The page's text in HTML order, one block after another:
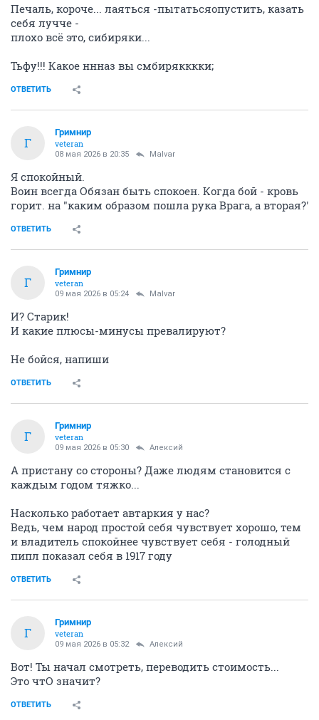
Печаль, короче... лаяться -пытатьсяопустить, казать
себя лучче -
плохо всё это, сибиряки...
Тьфу!!! Какое ннназ вы смбирякккки;
ОТВЕТИТЬ
Г
Гримнир
veteran
08 мая 2026 в 20:35 Malvar
Я спокойный.
Воин всегда Обязан быть спокоен. Когда бой - кровь
горит. на "каким образом пошла рука Врага, а вторая?'
ОТВЕТИТЬ
Г
Гримнир
veteran
09 мая 2026 в 05:24 Malvar
И? Старик!
И какие плюсы-минусы превалируют?
Не бойся, напиши
ОТВЕТИТЬ
Г
Гримнир
veteran
09 мая 2026 в 05:30 Алексий
А пристану со стороны? Даже людям становится с
каждым годом тяжко...
Насколько работает автаркия у нас?
Ведь, чем народ простой себя чувствует хорошо, тем
и владитель спокойнее чувствует себя - голодный
пипл показал себя в 1917 году
ОТВЕТИТЬ
Г
Гримнир
veteran
09 мая 2026 в 05:32 Алексий
Вот! Ты начал смотреть, переводить стоимость...
Это чтО значит?
ОТВЕТИТЬ